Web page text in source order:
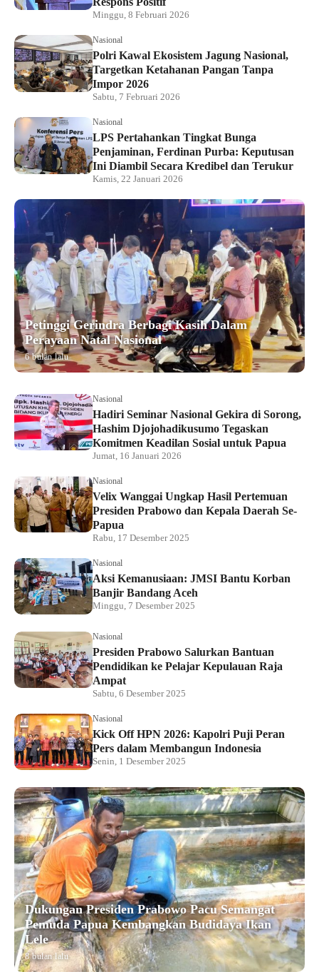
Minggu, 8 Februari 2026
Nasional
Polri Kawal Ekosistem Jagung Nasional,
Targetkan Ketahanan Pangan Tanpa
Impor 2026
Sabtu, 7 Februari 2026
Nasional
LPS Pertahankan Tingkat Bunga
Penjaminan, Ferdinan Purba: Keputusan
Ini Diambil Secara Kredibel dan Terukur
Kamis, 22 Januari 2026
Petinggi Gerindra Berbagi Kasih Dalam
Perayaan Natal Nasional
6 bulan lalu
Nasional
Hadiri Seminar Nasional Gekira di Sorong,
Hashim Djojohadikusumo Tegaskan
Komitmen Keadilan Sosial untuk Papua
Jumat, 16 Januari 2026
Nasional
Velix Wanggai Ungkap Hasil Pertemuan
Presiden Prabowo dan Kepala Daerah Se-
Papua
Rabu, 17 Desember 2025
Nasional
Aksi Kemanusiaan: JMSI Bantu Korban
Banjir Bandang Aceh
Minggu, 7 Desember 2025
Nasional
Presiden Prabowo Salurkan Bantuan
Pendidikan ke Pelajar Kepulauan Raja
Ampat
Sabtu, 6 Desember 2025
Nasional
Kick Off HPN 2026: Kapolri Puji Peran
Pers dalam Membangun Indonesia
Senin, 1 Desember 2025
Dukungan Presiden Prabowo Pacu Semangat
Pemuda Papua Kembangkan Budidaya Ikan
Lele
8 bulan lalu